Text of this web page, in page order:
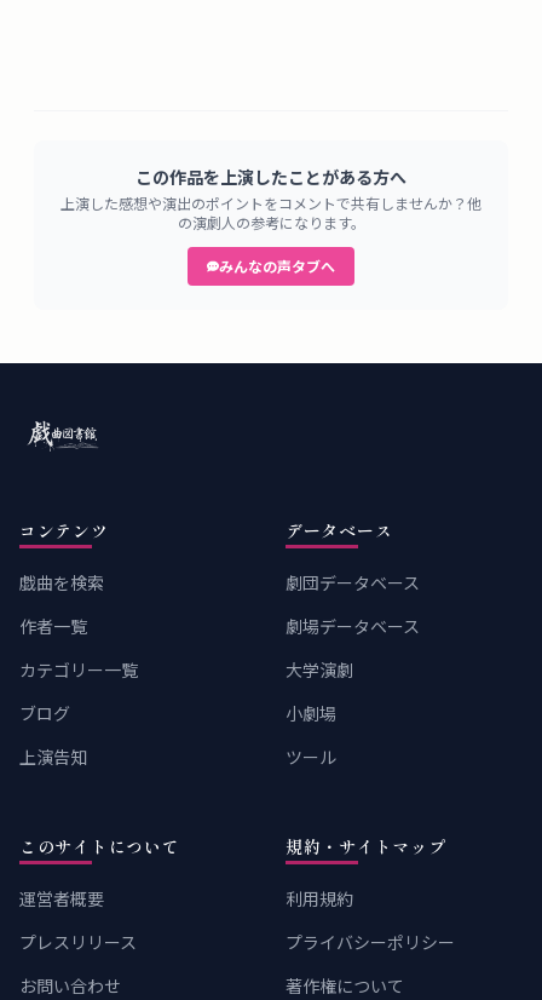
この作品を上演したことがある方へ
上演した感想や演出のポイントをコメントで共有しませんか？他
の演劇人の参考になります。
みんなの声タブへ
コンテンツ
戯曲を検索
作者一覧
カテゴリー一覧
ブログ
上演告知
データベース
劇団データベース
劇場データベース
大学演劇
小劇場
ツール
このサイトについて
運営者概要
プレスリリース
お問い合わせ
規約・サイトマップ
利用規約
プライバシーポリシー
著作権について